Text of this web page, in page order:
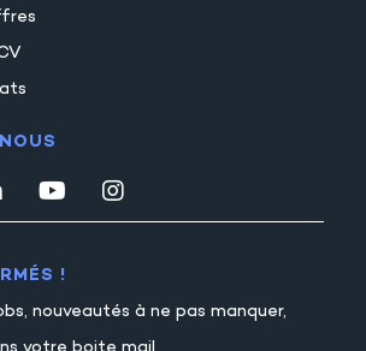
!
nouveautés à ne pas manquer,